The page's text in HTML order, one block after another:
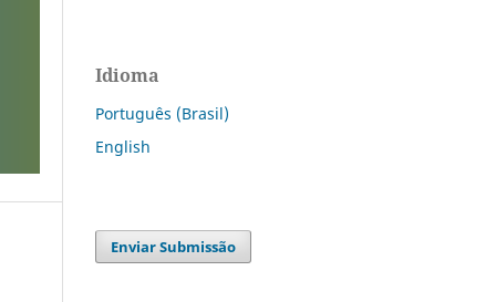
Idioma
Português (Brasil)
English
Enviar Submissão